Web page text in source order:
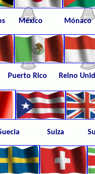
Mónaco
Rico Reino
Suecia Suiza